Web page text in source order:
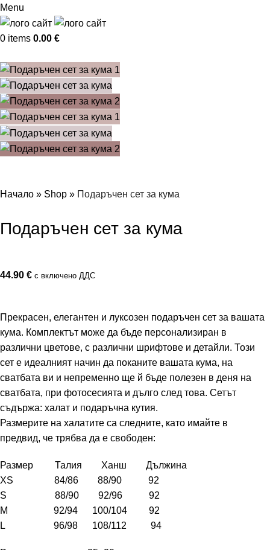
Menu
0 items 0.00 €
Начало » Shop » Подаръчен сет за кума
Подаръчен сет за кума
44.90 € с включено ДДС
Прекрасен, елегантен и луксозен подаръчен сет за вашата
кума. Комплектът може да бъде персонализиран в
различни цветове, с различни шрифтове и детайли. Този
сет е идеалният начин да поканите вашата кума, на
сватбата ви и непременно ще й бъде полезен в деня на
сватбата, при фотосесията и дълго след това. Сетът
съдържа: халат и подаръчна кутия.
Размерите на халатите са следните, като имайте в
предвид, че трябва да е свободен:
Размер Талия Ханш Дължина
XS 84/86 88/90 92
S 88/90 92/96 92
M 92/94 100/104 92
L 96/98 108/112 94